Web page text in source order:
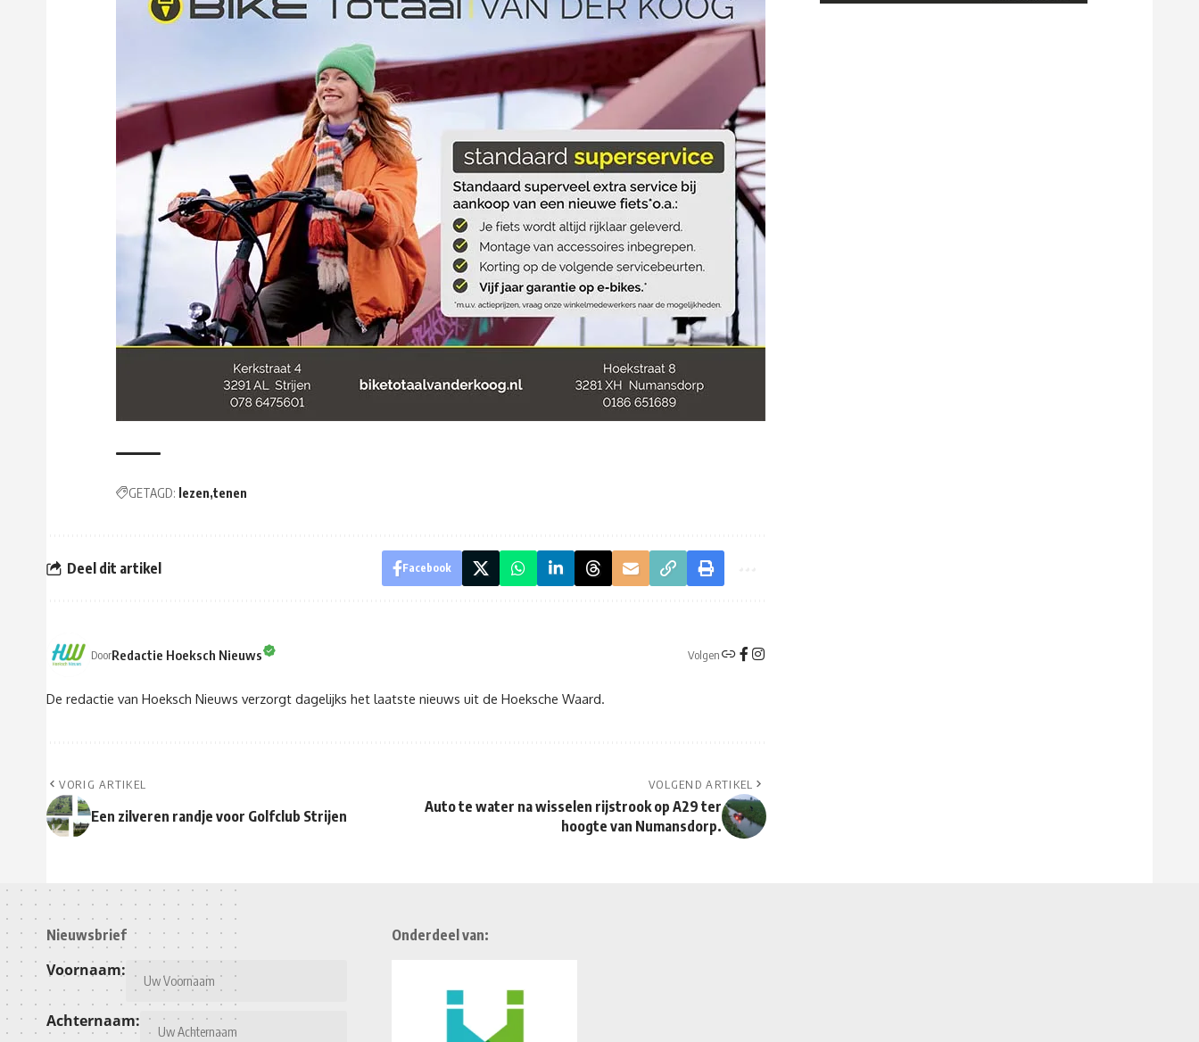
GETAGD: lezen tenen
Deel dit artikel Facebook
DoorRedactie Hoeksch Nieuws Volgen
De redactie van Hoeksch Nieuws verzorgt dagelijks het laatste nieuws uit de Hoeksche Waard.
VORIG ARTIKEL
Een zilveren randje voor Golfclub Strijen
VOLGEND ARTIKEL
Auto te water na wisselen rijstrook op A29 ter
hoogte van Numansdorp.
Nieuwsbrief
Voornaam:
Achternaam:
Onderdeel van: